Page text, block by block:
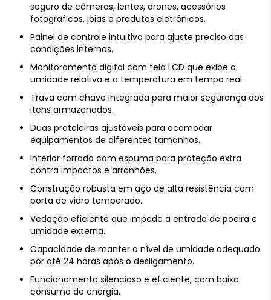
seguro de câmeras, lentes, drones, acessórios
fotográficos, joias e produtos eletrônicos.
Painel de controle intuitivo para ajuste preciso das
condições internas.
Monitoramento digital com tela LCD que exibe a
umidade relativa e a temperatura em tempo real.
Trava com chave integrada para maior segurança dos
itens armazenados.
Duas prateleiras ajustáveis para acomodar
equipamentos de diferentes tamanhos.
Interior forrado com espuma para proteção extra
contra impactos e arranhões.
Construção robusta em aço de alta resistência com
porta de vidro temperado.
Vedação eficiente que impede a entrada de poeira e
umidade externa.
Capacidade de manter o nível de umidade adequado
por até 24 horas após o desligamento.
Funcionamento silencioso e eficiente, com baixo
consumo de energia.